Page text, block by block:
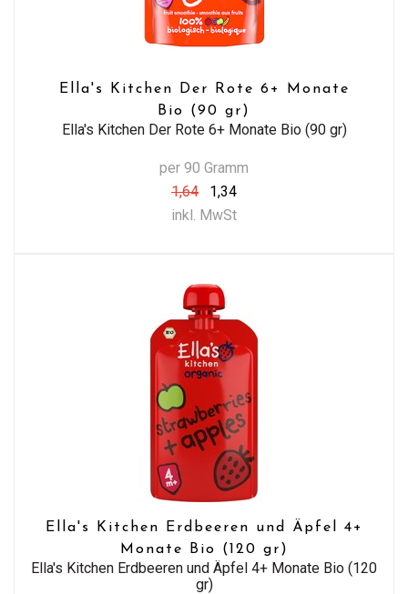
Ella's Kitchen Der Rote 6+ Monate
Bio (90 gr)
Ella's Kitchen Der Rote 6+ Monate Bio (90 gr)
per 90 Gramm
1,64
1,34
inkl. MwSt
Ella's Kitchen Erdbeeren und Äpfel 4+
Monate Bio (120 gr)
Ella's Kitchen Erdbeeren und Äpfel 4+ Monate Bio (120
gr)